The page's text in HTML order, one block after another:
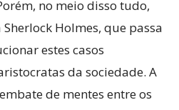
no meio disso tudo,
Holmes, que passa
estes casos
da sociedade. A
de mentes entre os